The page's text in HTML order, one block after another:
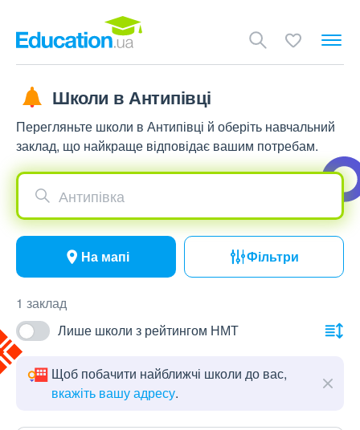
Школи в Антипівці
Перегляньте школи в Антипівці й оберіть навчальний
заклад, що найкраще відповідає вашим потребам.
Антипівка
На мапі Фільтри
1 заклад
Лише школи з рейтингом НМТ
Щоб побачити найближчі школи до вас,
вкажіть вашу адресу.